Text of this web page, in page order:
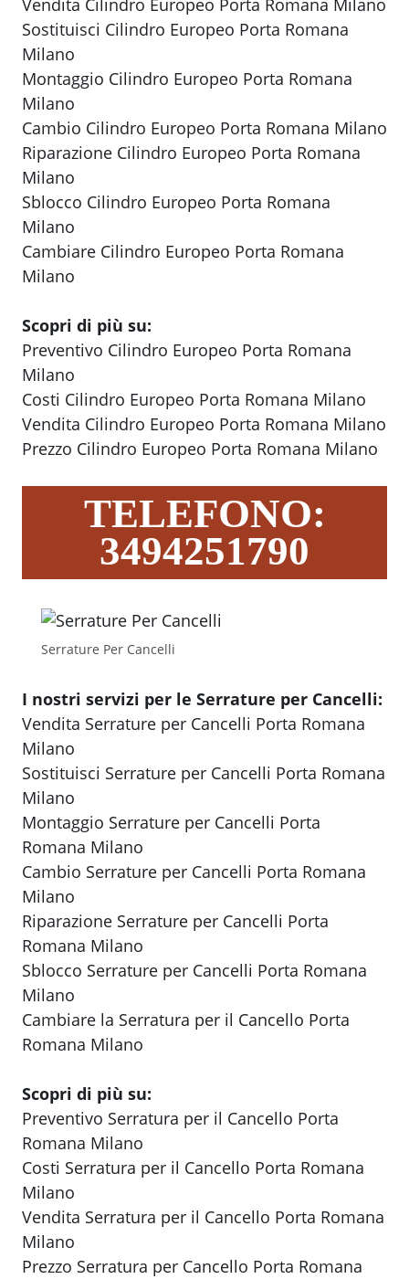
Vendita Cilindro Europeo Porta Romana Milano
Sostituisci Cilindro Europeo Porta Romana
Milano
Montaggio Cilindro Europeo Porta Romana
Milano
Cambio Cilindro Europeo Porta Romana Milano
Riparazione Cilindro Europeo Porta Romana
Milano
Sblocco Cilindro Europeo Porta Romana
Milano
Cambiare Cilindro Europeo Porta Romana
Milano
Scopri di più su:
Preventivo Cilindro Europeo Porta Romana
Milano
Costi Cilindro Europeo Porta Romana Milano
Vendita Cilindro Europeo Porta Romana Milano
Prezzo Cilindro Europeo Porta Romana Milano
TELEFONO:
3494251790
Serrature Per Cancelli
I nostri servizi per le Serrature per Cancelli:
Vendita Serrature per Cancelli Porta Romana
Milano
Sostituisci Serrature per Cancelli Porta Romana
Milano
Montaggio Serrature per Cancelli Porta
Romana Milano
Cambio Serrature per Cancelli Porta Romana
Milano
Riparazione Serrature per Cancelli Porta
Romana Milano
Sblocco Serrature per Cancelli Porta Romana
Milano
Cambiare la Serratura per il Cancello Porta
Romana Milano
Scopri di più su:
Preventivo Serratura per il Cancello Porta
Romana Milano
Costi Serratura per il Cancello Porta Romana
Milano
Vendita Serratura per il Cancello Porta Romana
Milano
Prezzo Serratura per Cancello Porta Romana